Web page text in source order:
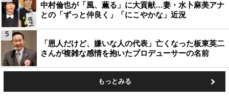
中村倫也が「風、薫る」に大貢献…妻・水卜麻美アナ
との「ずっと仲良く」「にこやかな」近況
「恩人だけど、嫌いな人の代表」亡くなった板東英二
さんが複雑な感情を抱いたプロデューサーの名前
5
もっとみる